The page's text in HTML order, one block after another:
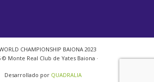
CHAMPIONSHIP BAIONA 2023
© Monte Real Club de Yates Baiona ·
Desarrollado por QUADRALIA